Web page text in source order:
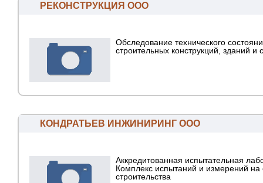
РЕКОНСТРУКЦИЯ ООО
Обследование технического
строительных конструкций, зданий и
КОНДРАТЬЕВ ИНЖИНИРИНГ ООО
Аккредитованная испытательная
Комплекс испытаний и измерений на
строительства